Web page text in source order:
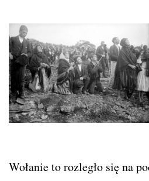
Wołanie to rozległo się na